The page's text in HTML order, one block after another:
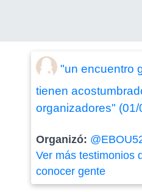
"un encuentro
tienen
organizadores"
Organizó:
Ver más testimonios
conocer gente